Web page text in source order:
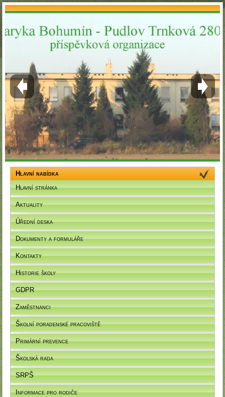
Hlavní nabídka
Hlavní stránka
Aktuality
Úřední deska
Dokumenty a formuláře
Kontakty
Historie školy
GDPR
Zaměstnanci
Školní poradenské pracoviště
Primární prevence
Školská rada
SRPŠ
Informace pro rodiče